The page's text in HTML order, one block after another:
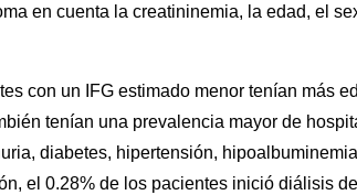
en cuenta la creatininemia, la edad, el
con un IFG estimado menor tenían más
tenían una prevalencia mayor de
diabetes, hipertensión,
el 0.28% de los pacientes inició diálisis